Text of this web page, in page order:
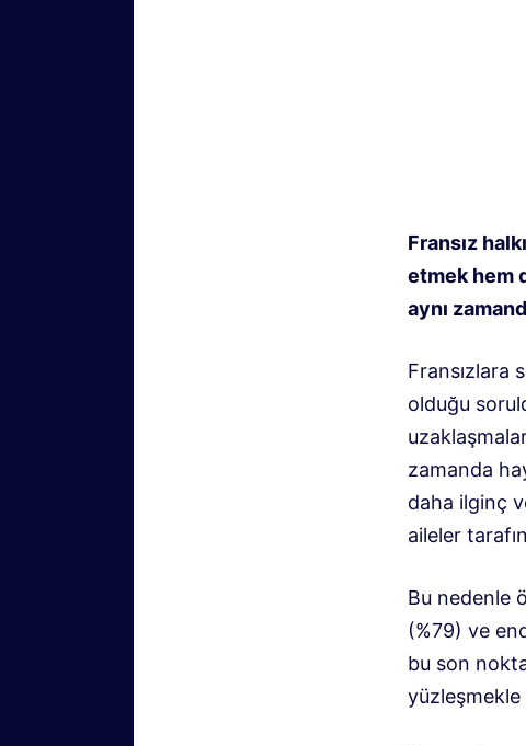
Fransız
etmek hem
aynı
Fransızlara
olduğu
zamanda
daha ilginç
aileler
Bu nedenle
(%79) ve
bu son
yüzleşmekle